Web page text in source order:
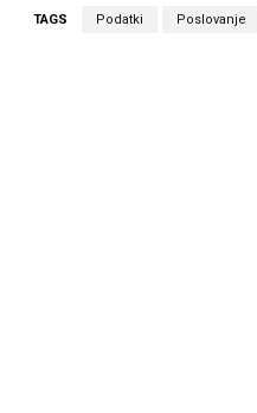
TAGS Podatki Poslovanje